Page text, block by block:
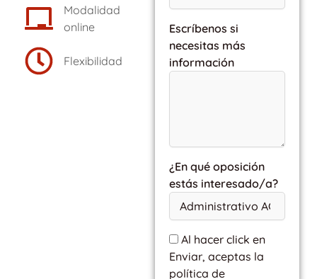
Modalidad
online
Flexibilidad
Escríbenos si
necesitas más
información
¿En qué oposición
estás interesado/a?
Al hacer click en
Enviar, aceptas la
política de